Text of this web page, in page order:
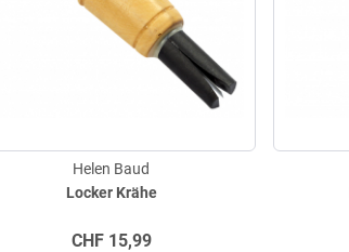
Locker Krähe
Helen Baud
CHF15,99